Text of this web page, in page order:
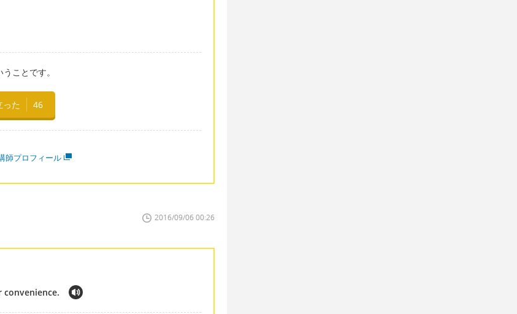
ことです。
った 46
師プロフィール
2016/09/06 00:26